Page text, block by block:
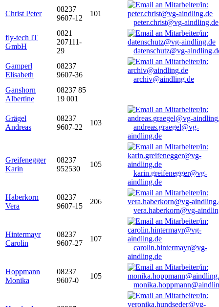
Christ Peter
08237
9607-12
101
peter.christ@vg-aindling.de
fly-tech IT
GmbH
0821
207111-
29
datenschutz@vg-
Gamperl
Elisabeth
08237
9607-36
archiv@aindling.de
Ganshorn
Albertine
08237 85
19 001
Grägel
Andreas
08237
9607-22
103
andreas.graegel@vg-
aindling.de
Greifenegger
Karin
08237
952530
105
karin.greifenegger@vg-
aindling.de
Haberkorn
Vera
08237
9607-15
206
vera.haberkorn@vg-
Hintermayr
Carolin
08237
9607-27
107
carolin.hintermayr@vg-
aindling.de
Hoppmann
Monika
08237
9607-0
105